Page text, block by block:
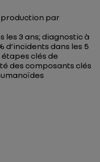
production par
les 3 ans; diagnostic à
d’incidents dans les 5
étapes clés de
des composants clés